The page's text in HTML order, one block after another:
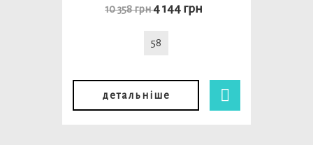
10 358 грн4 144 грн
58
детальніше